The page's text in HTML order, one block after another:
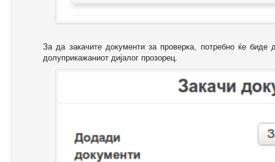
За да закачите документи за проверка, потребно ќе биде
долуприкажаниот дијалог прозорец.